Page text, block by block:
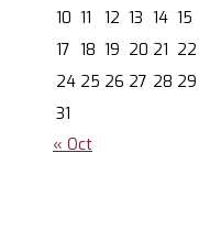
10 11 12 13 14 15
17 18 19 20 21 22
24 25 26 27 28 29
31
« Oct